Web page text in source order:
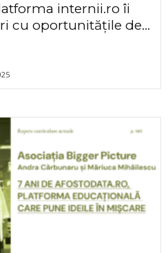
internii.ro îi
cu oportunitățile de...